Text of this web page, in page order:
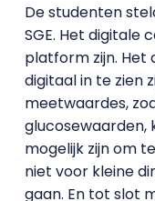
De studenten
SGE. Het digitale
platform zijn. Het
digitaal in te zien
meetwaardes,
glucosewaarden,
mogelijk zijn om
niet voor kleine
gaan. En tot slot